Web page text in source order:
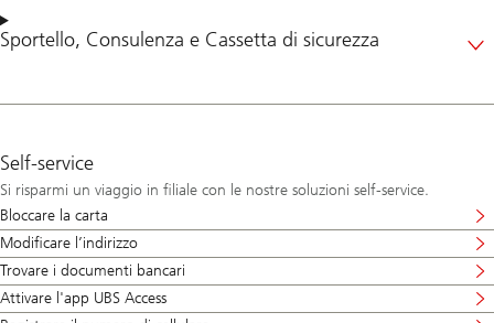
Sportello, Consulenza e Cassetta di sicurezza
Self-service
Si risparmi un viaggio in filiale con le nostre soluzioni self-service.
Bloccare la carta
Modificare l’indirizzo
Trovare i documenti bancari
Attivare l'app UBS Access